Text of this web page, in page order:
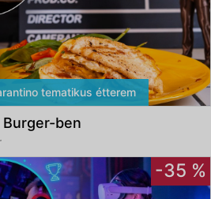
tematikus étterem
ben
-35 %